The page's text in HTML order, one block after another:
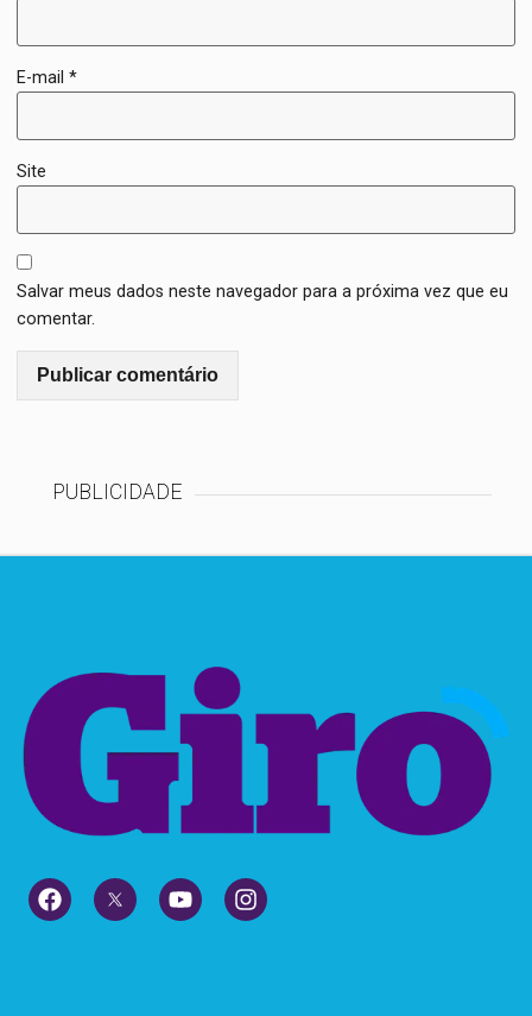
E-mail*
Site
Salvar meus dados neste navegador para a próxima vez que eu
comentar.
PUBLICIDADE